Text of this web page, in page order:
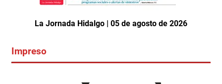
La Jornada Hidalgo | 05 de agosto de 2026
Impreso